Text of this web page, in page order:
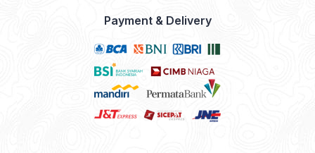
Payment & Delivery